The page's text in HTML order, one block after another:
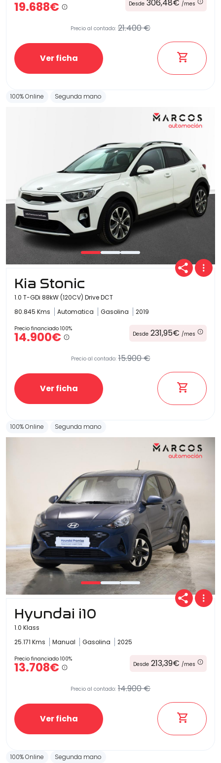
19.688€ Desde 306,48€ /mes
Precio al contado: 21.400 €
Ver ficha
100% Online Segunda mano
Kia Stonic
1.0 T-GDi 88kW (120CV) Drive DCT
80.845 Kms
Automatica Gasolina 2019
Precio financiado 100%
14.900€ Desde 231,95€ /mes
Precio al contado: 15.900 €
Ver ficha
100% Online Segunda mano
Hyundai i10
1.0 Klass
25.171 Kms
Manual Gasolina 2025
Precio financiado 100%
13.708€ Desde 213,39€ /mes
Precio al contado: 14.900 €
Ver ficha
100% Online Segunda mano